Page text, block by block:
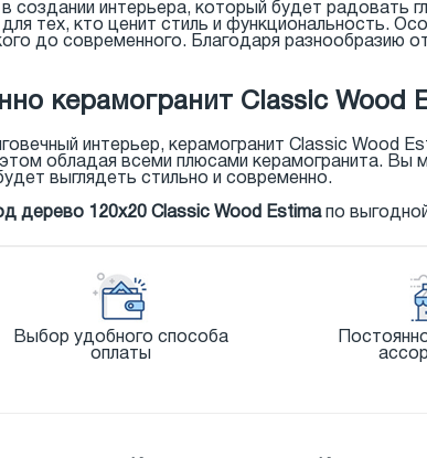
интерьера, который будет радовать
тех, кто ценит стиль и функциональность.
до современного. Благодаря разнообразию
керамогранит Classic Wood
интерьер, керамогранит Classic Wood
обладая всеми плюсами керамогранита. Вы
выглядеть стильно и современно.
дерево 120x20 Classic Wood Estimaпо
Выбор удобного способа
оплаты